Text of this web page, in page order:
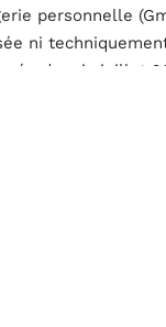
personnelle
ni
depuis juillet